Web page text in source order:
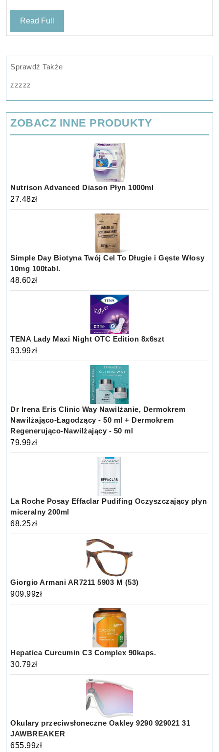
Read Full
Full
Sprawdź Także
zzzzz
ZOBACZ INNE PRODUKTY
Nutrison Advanced Diason Płyn 1000ml
27.48zł
Simple Day Biotyna Twój Cel To Długie i Gęste Włosy
10mg 100tabl.
48.60zł
TENA Lady Maxi Night OTC Edition 8x6szt
93.99zł
Dr Irena Eris Clinic Way Nawilżanie, Dermokrem
Nawilżająco-Łagodzący - 50 ml + Dermokrem
Regenerująco-Nawilżający - 50 ml
79.99zł
La Roche Posay Effaclar Pudifing Oczyszczający płyn
miceralny 200ml
68.25zł
Giorgio Armani AR7211 5903 M (53)
909.99zł
Hepatica Curcumin C3 Complex 90kaps.
30.79zł
Okulary przeciwsłoneczne Oakley 9290 929021 31
JAWBREAKER
655.99zł